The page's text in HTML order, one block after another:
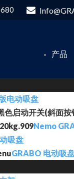
产品
电动吸盘
Nemo
吸盘
GRABO 电动吸